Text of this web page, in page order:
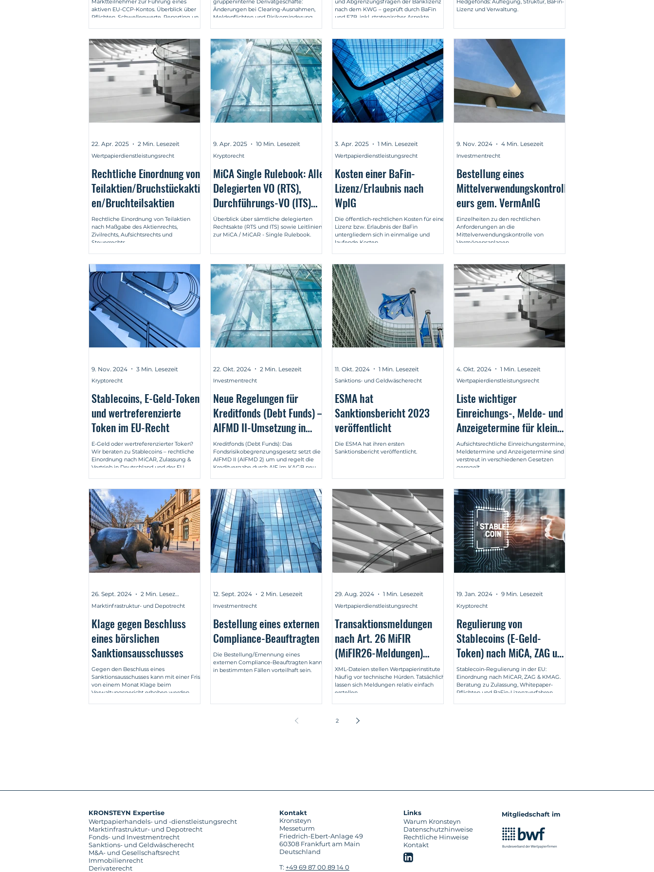
Marktteilnehmer zur Führung eines
aktiven EU-CCP-Kontos. Überblick über
Pflichten, Schwellenwerte, Reporting und
gruppeninterne Derivatgeschäfte:
Änderungen bei Clearing-Ausnahmen,
Meldepflichten und Risikominderung.
und Abgrenzungsfragen der Banklizenz
nach dem KWG – geprüft durch BaFin
und EZB, inkl. strategischer Aspekte.
Hedgefonds: Auflegung, Struktur, BaFin-
Lizenz und Verwaltung.
Rechtliche Einordnung von
Teilaktien/Bruchstückakti
en/Bruchteilsaktien
Rechtliche Einordnung von Teilaktien
nach Maßgabe des Aktienrechts,
Zivilrechts, Aufsichtsrechts und
Steuerrechts.
Wertpapierdienstleistungsrecht
22. Apr. 2025 2 Min. Lesezeit
MiCA Single Rulebook: Alle
Delegierten VO (RTS),
Durchführungs-VO (ITS)
und Leitlinien (GL) im
Überblick
Überblick über sämtliche delegierten
Rechtsakte (RTS und ITS) sowie Leitlinien
zur MiCA / MiCAR - Single Rulebook.
Kryptorecht
9. Apr. 2025 10 Min. Lesezeit
Kosten einer BaFin-
Lizenz/Erlaubnis nach
WpIG
Die öffentlich-rechtlichen Kosten für eine
Lizenz bzw. Erlaubnis der BaFin
untergliedern sich in einmalige und
laufende Kosten.
Wertpapierdienstleistungsrecht
3. Apr. 2025 1 Min. Lesezeit
Bestellung eines
Mittelverwendungskontroll
eurs gem. VermAnlG
Einzelheiten zu den rechtlichen
Anforderungen an die
Mittelverwendungskontrolle von
Vermögensanlagen.
Investmentrecht
9. Nov. 2024 4 Min. Lesezeit
Stablecoins, E-Geld-Token
und wertreferenzierte
Token im EU-Recht
E-Geld oder wertreferenzierter Token?
Wir beraten zu Stablecoins – rechtliche
Einordnung nach MiCAR, Zulassung &
Vertrieb in Deutschland und der EU.
Kryptorecht
9. Nov. 2024 3 Min. Lesezeit
Neue Regelungen für
Kreditfonds (Debt Funds) –
AIFMD II-Umsetzung in
Deutschland
Kreditfonds (Debt Funds): Das
Fondsrisikobegrenzungsgesetz setzt die
AIFMD II (AIFMD 2) um und regelt die
Kreditvergabe durch AIF im KAGB neu.
Investmentrecht
22. Okt. 2024 2 Min. Lesezeit
ESMA hat
Sanktionsbericht 2023
veröffentlicht
Die ESMA hat ihren ersten
Sanktionsbericht veröffentlicht.
Sanktions- und Geldwäscherecht
11. Okt. 2024 1 Min. Lesezeit
Liste wichtiger
Einreichungs-, Melde- und
Anzeigetermine für kleine
Wertpapierinstitute
Aufsichtsrechtliche Einreichungstermine,
Meldetermine und Anzeigetermine sind
verstreut in verschiedenen Gesetzen
geregelt.
Wertpapierdienstleistungsrecht
4. Okt. 2024 1 Min. Lesezeit
Klage gegen Beschluss
eines börslichen
Sanktionsausschusses
Gegen den Beschluss eines
Sanktionsausschusses kann mit einer Frist
von einem Monat Klage beim
Verwaltungsgericht erhoben werden.
Marktinfrastruktur- und Depotrecht
26. Sept. 2024 2 Min. Lesezeit
Bestellung eines externen
Compliance-Beauftragten
Die Bestellung/Ernennung eines
externen Compliance-Beauftragten kann
in bestimmten Fällen vorteilhaft sein.
Investmentrecht
12. Sept. 2024 2 Min. Lesezeit
Transaktionsmeldungen
nach Art. 26 MiFIR
(MiFIR26-Meldungen)
einfach und kostengünstig
selbst erstellen
XML-Dateien stellen Wertpapierinstitute
häufig vor technische Hürden. Tatsächlich
lassen sich Meldungen relativ einfach
erstellen.
Wertpapierdienstleistungsrecht
29. Aug. 2024 1 Min. Lesezeit
Regulierung von
Stablecoins (E-Geld-
Token) nach MiCA, ZAG und
KMAG
Stablecoin-Regulierung in der EU:
Einordnung nach MiCAR, ZAG & KMAG.
Beratung zu Zulassung, Whitepaper-
Pflichten und BaFin-Lizenzverfahren.
Kryptorecht
19. Jan. 2024 9 Min. Lesezeit
2
KRONSTEYN Expertise
Wertpapierhandels- und -dienstleistungsrecht
Marktinfrastruktur- und Depotrecht
Fonds- und Investmentrecht
Sanktions- und Geldwäscherecht
Immobilienrecht
Derivaterecht
Kontakt
Kronsteyn
Messeturm
Friedrich-Ebert-Anlage 49
60308 Frankfurt am Main
Deutschland
T: +49 69 87 00 89 14 0
Links
Warum Kronsteyn
Datenschutzhinweise
Rechtliche Hinweise
Kontakt
Mitgliedschaft im
M&A- und Gesellschaftsrecht